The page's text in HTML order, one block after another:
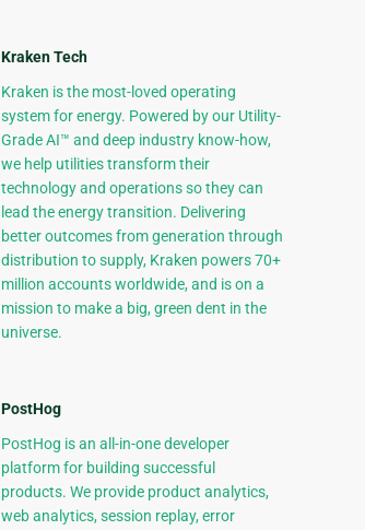
Kraken Tech
Kraken is the most-loved operating
system for energy. Powered by our Utility-
Grade AI™ and deep industry know-how,
we help utilities transform their
technology and operations so they can
lead the energy transition. Delivering
better outcomes from generation through
distribution to supply, Kraken powers 70+
million accounts worldwide, and is on a
mission to make a big, green dent in the
universe.
PostHog
PostHog is an all-in-one developer
platform for building successful
products. We provide product analytics,
web analytics, session replay, error